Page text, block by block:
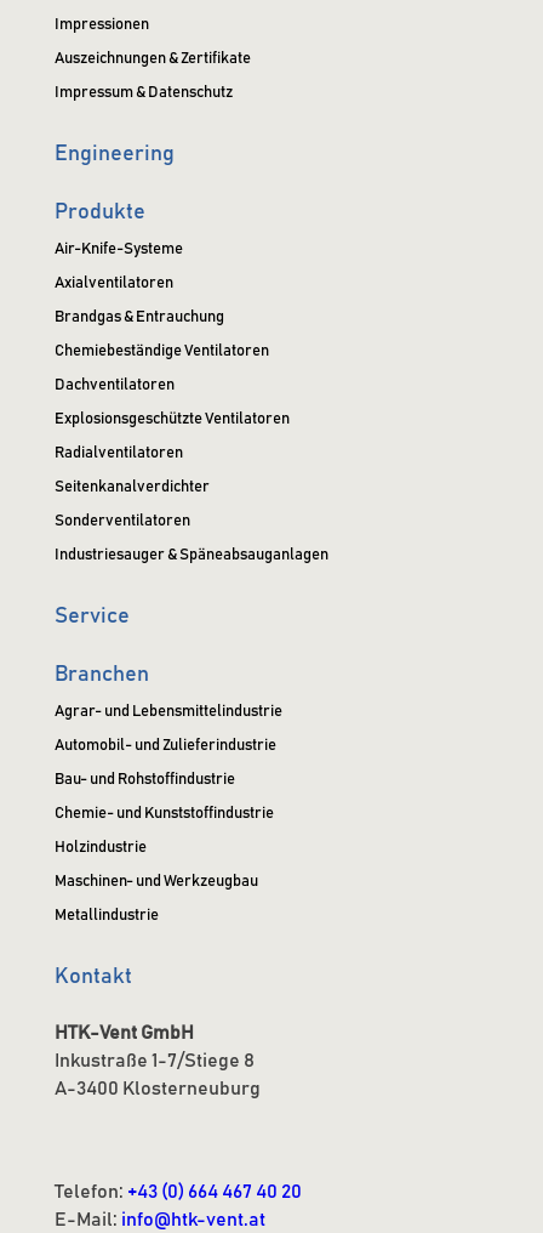
Impressionen
Auszeichnungen & Zertifikate
Impressum & Datenschutz
Engineering
Produkte
Air-Knife-Systeme
Axialventilatoren
Brandgas & Entrauchung
Chemiebeständige Ventilatoren
Dachventilatoren
Explosionsgeschützte Ventilatoren
Radialventilatoren
Seitenkanalverdichter
Sonderventilatoren
Industriesauger & Späneabsauganlagen
Service
Branchen
Agrar- und Lebensmittelindustrie
Automobil- und Zulieferindustrie
Bau- und Rohstoffindustrie
Chemie- und Kunststoffindustrie
Holzindustrie
Maschinen- und Werkzeugbau
Metallindustrie
Kontakt
HTK-Vent GmbH
Inkustraße 1-7/Stiege 8
A-3400 Klosterneuburg
Telefon: +43 (0) 664 467 40 20
E-Mail: info@htk-vent.at